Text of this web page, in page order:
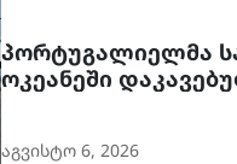
პორტუგალიელმა
ოკეანეში
აგვისტო 6, 2026